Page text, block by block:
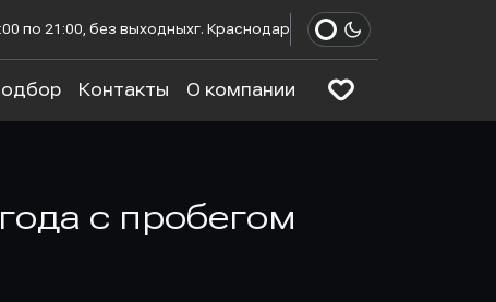
по 21:00, без выходныхг. Краснодар
Контакты О компании
с пробегом